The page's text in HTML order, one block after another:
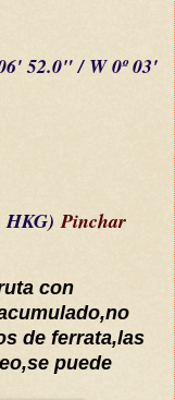
52.0" / W 0º 03'
HKG)Pinchar
con
de ferrata,las
puede